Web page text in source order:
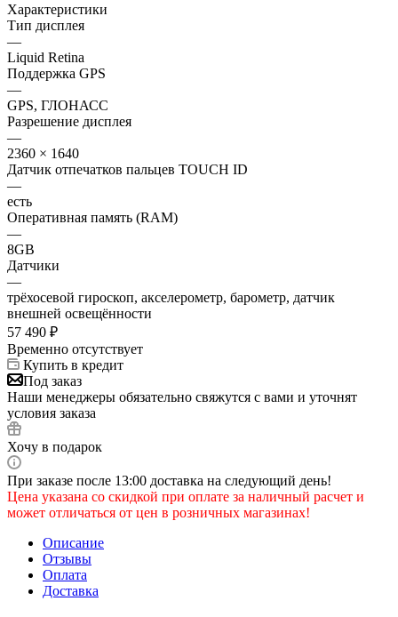
Характеристики
Тип дисплея
—
Liquid Retina
Поддержка GPS
—
GPS, ГЛОНАСС
Разрешение дисплея
—
2360 × 1640
Датчик отпечатков пальцев TOUCH ID
—
есть
Оперативная память (RAM)
—
8GB
Датчики
—
трёхосевой гироскоп, акселерометр, барометр, датчик
внешней освещённости
57 490 ₽
Временно отсутствует
Купить в кредит
Под заказ
Наши менеджеры обязательно свяжутся с вами и уточнят
условия заказа
Хочу в подарок
При заказе после 13:00 доставка на следующий день!
Цена указана со скидкой при оплате за наличный расчет и
может отличаться от цен в розничных магазинах!
Описание
Отзывы
Оплата
Доставка